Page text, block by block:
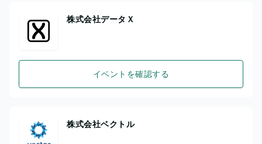
株式会社データＸ
イベントを確認する
株式会社ベクトル